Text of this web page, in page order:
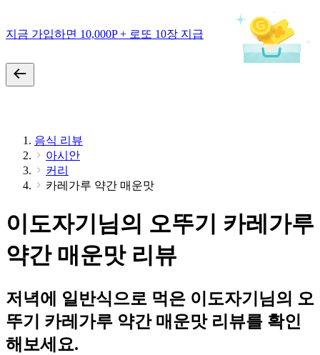
지금 가입하면 10,000P + 로또 10장 지급
음식 리뷰
아시안
커리
카레가루 약간 매운맛
이도자기님의 오뚜기 카레가루
약간 매운맛 리뷰
저녁에 일반식으로 먹은 이도자기님의 오
뚜기 카레가루 약간 매운맛 리뷰를 확인
해보세요.